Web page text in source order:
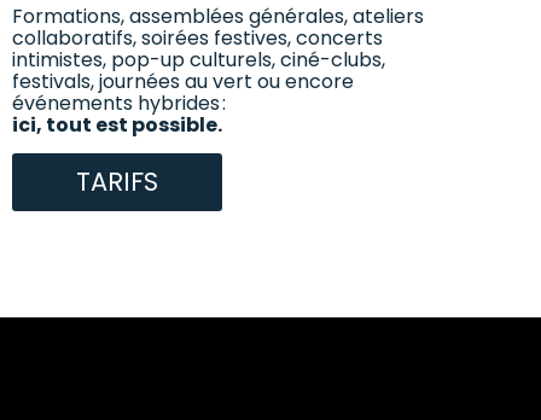
Formations, assemblées générales, ateliers
collaboratifs, soirées festives, concerts
intimistes, pop-up culturels, ciné-clubs,
festivals, journées au vert ou encore
événements hybrides :
ici, tout est possible.
TARIFS